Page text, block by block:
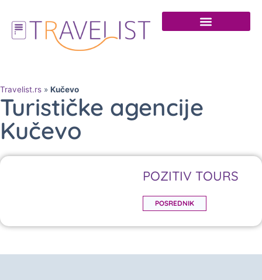
Travelist.rs » Kučevo
Turističke agencije
Kučevo
POZITIV TOURS
POSREDNIK